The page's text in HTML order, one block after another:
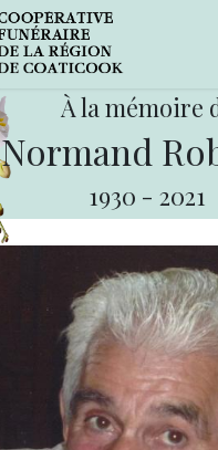
À la mémoire
Normand
1930 - 2021